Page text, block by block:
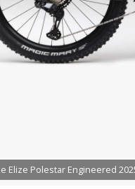
Elize Polestar Engineered